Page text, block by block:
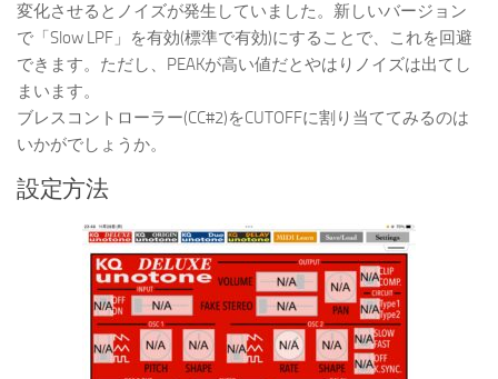
変化させるとノイズが発生していました。新しいバージョン
で「Slow LPF」を有効(標準で有効)にすることで、これを回避
できます。ただし、PEAKが高い値だとやはりノイズは出てし
まいます。
ブレスコントローラー(CC#2)をCUTOFFに割り当ててみるのは
いかがでしょうか。
設定方法